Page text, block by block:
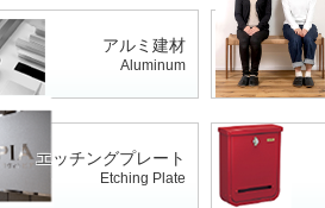
アルミ建材
Aluminum
エッチングプレート
Etching Plate